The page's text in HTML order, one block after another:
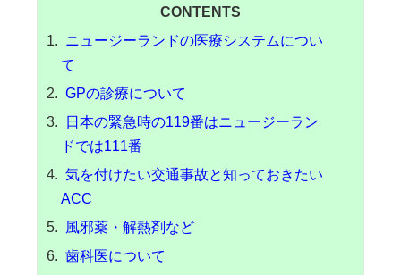
CONTENTS
ニュージーランドの医療システムについ
て
GPの診療について
日本の緊急時の119番はニュージーラン
ドでは111番
気を付けたい交通事故と知っておきたい
ACC
風邪薬・解熱剤など
歯科医について